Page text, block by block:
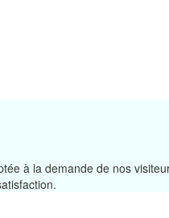
à la demande de nos